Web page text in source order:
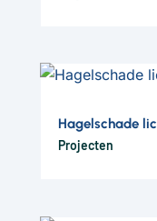
Hagelschade
Projecten